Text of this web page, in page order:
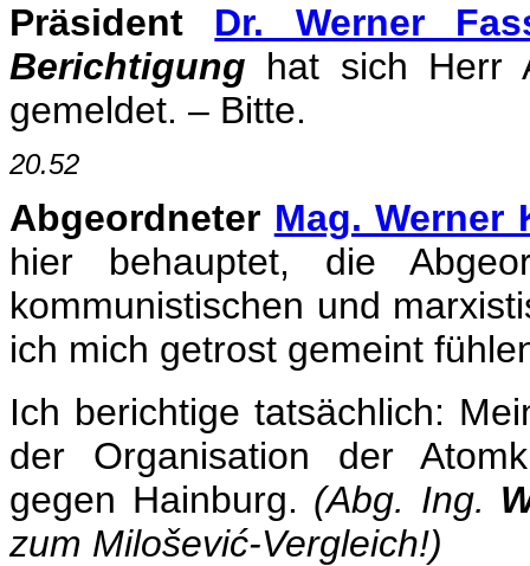
Präsident Dr. Werner
Berichtigung hat sich Herr
gemeldet. – Bitte.
20.52
Abgeordneter Mag. Werner
hier behauptet, die
kommunistischen und
ich mich getrost gemeint
Ich berichtige tatsächlich:
der Organisation der
gegen Hainburg. (Abg. Ing.
zum Milošević-Vergleich!)